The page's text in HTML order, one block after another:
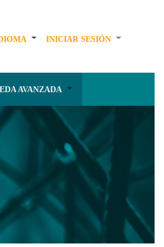
INICIAR SESIÓN
AVANZADA